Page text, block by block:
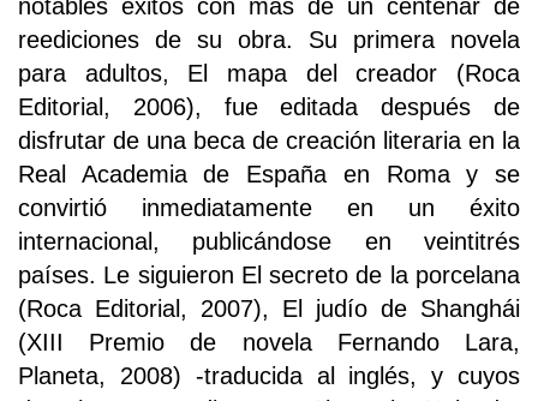
notables éxitos con más de un centenar de
reediciones de su obra. Su primera novela
para adultos, El mapa del creador (Roca
Editorial, 2006), fue editada después de
disfrutar de una beca de creación literaria en la
Real Academia de España en Roma y se
convirtió inmediatamente en un éxito
internacional, publicándose en veintitrés
países. Le siguieron El secreto de la porcelana
(Roca Editorial, 2007), El judío de Shanghái
(XIII Premio de novela Fernando Lara,
Planeta, 2008) -traducida al inglés, y cuyos